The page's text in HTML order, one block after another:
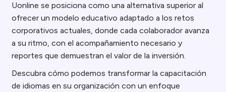
Uonline se posiciona como una alternativa superior al
ofrecer un modelo educativo adaptado a los retos
corporativos actuales, donde cada colaborador avanza
a su ritmo, con el acompañamiento necesario y
reportes que demuestran el valor de la inversión.
Descubra cómo podemos transformar la capacitación
de idiomas en su organización con un enfoque